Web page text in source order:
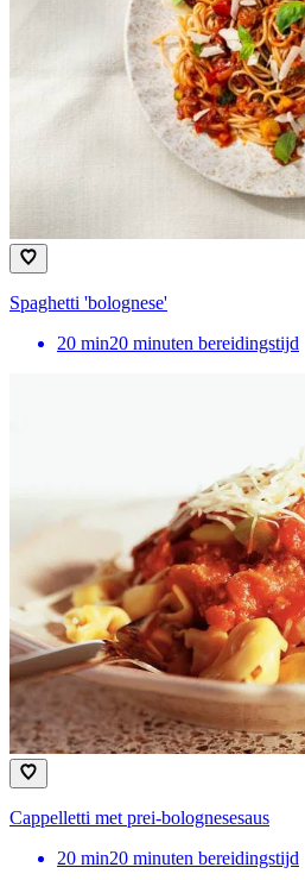
Spaghetti 'bolognese'
20 min20 minuten bereidingstijd
Cappelletti met prei-bolognesesaus
20 min20 minuten bereidingstijd